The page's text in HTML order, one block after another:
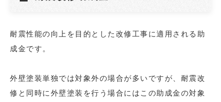
耐震性能の向上を目的とした改修工事に適用される助
成金です。
外壁塗装単独では対象外の場合が多いですが、耐震改
修と同時に外壁塗装を行う場合にはこの助成金の対象